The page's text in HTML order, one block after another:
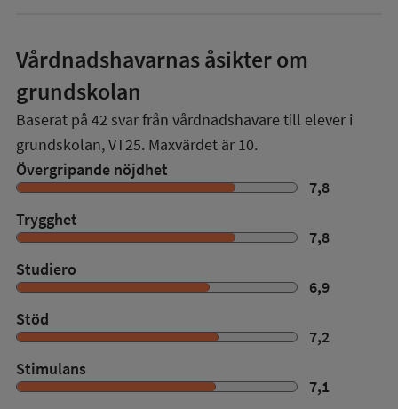
Vårdnadshavarnas åsikter om
grundskolan
Baserat på 42 svar från vårdnadshavare till elever i
grundskolan,VT25. Maxvärdet är 10.
Övergripande nöjdhet
7,8
Trygghet
7,8
Studiero
6,9
Stöd
7,2
Stimulans
7,1